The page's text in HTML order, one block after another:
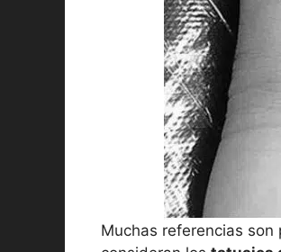
Muchas referencias